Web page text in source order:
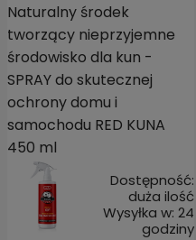
Naturalny środek
tworzący nieprzyjemne
środowisko dla kun -
SPRAY do skutecznej
ochrony domu i
samochodu RED KUNA
450 ml
Dostępność:
duża ilość
Wysyłka w: 24
godziny